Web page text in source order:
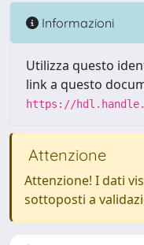
Informazioni
Utilizza questo
link a questo
https://
Attenzione
Attenzione! I dati
sottoposti a